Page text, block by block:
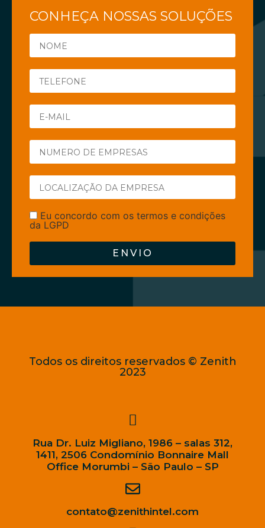
CONHEÇA NOSSAS SOLUÇÕES
Eu concordo com os termos e condições
da LGPD
Todos os direitos reservados © Zenith
2023
Rua Dr. Luiz Migliano, 1986 – salas 312,
1411, 2506 Condomínio Bonnaire Mall
Office Morumbi – São Paulo – SP
contato@zenithintel.com